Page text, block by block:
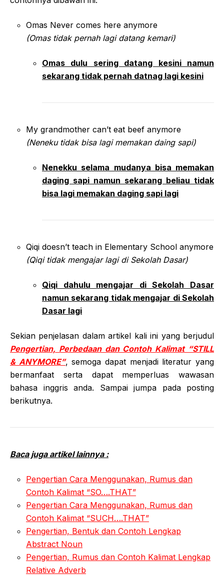
Omas Never comes here anymore
(Omas tidak pernah lagi datang kemari)
Omas dulu sering datang kesini namun
sekarang tidak pernah datnag lagi kesini
My grandmother can’t eat beef anymore
(Neneku tidak bisa lagi memakan daing sapi)
Nenekku selama mudanya bisa memakan
daging sapi namun sekarang beliau tidak
bisa lagi memakan daging sapi lagi
Qiqi doesn’t teach in Elementary School anymore
(Qiqi tidak mengajar lagi di Sekolah Dasar)
Qiqi dahulu mengajar di Sekolah Dasar
namun sekarang tidak mengajar di Sekolah
Dasar lagi
Sekian penjelasan dalam artikel kali ini yang berjudul
Pengertian, Perbedaan dan Contoh Kalimat “STILL
& ANYMORE”, semoga dapat menjadi literatur yang
bermanfaat serta dapat memperluas wawasan
bahasa inggris anda. Sampai jumpa pada posting
berikutnya.
Baca juga artikel lainnya :
Pengertian Cara Menggunakan, Rumus dan
Contoh Kalimat “SO….THAT”
Pengertian Cara Menggunakan, Rumus dan
Contoh Kalimat “SUCH….THAT”
Pengertian, Bentuk dan Contoh Lengkap
Abstract Noun
Pengertian, Rumus dan Contoh Kalimat Lengkap
Relative Adverb